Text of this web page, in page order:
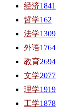
经济1841
哲学162
法学1309
外语1764
教育2694
文学2077
理学1919
工学1878